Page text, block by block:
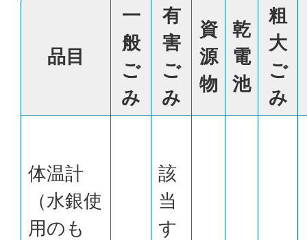
品目
一
般
ご
み
有
害
ご
み
資
源
物
乾
電
池
粗
大
ご
み
体温計
（水銀使
用のも
該
当
す